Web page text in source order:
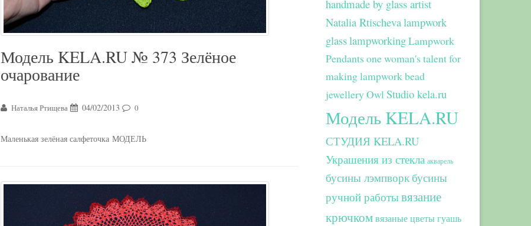
Модель KELA.RU № 373 Зелёное
очарование
Наталья Ртищева 04/02/2013 0
Маленькая зелёная салфеточка МОДЕЛЬ
handmade by glass artist
Natalia Rtischevalampwork
glasslampworkingLampwork
Pendants one woman's talent for
making lampwork bead
jewelleryOwlStudio kela.ru
Модель KELA.RU
СТУДИЯ KELA.RU
Украшения из стекла акварель
бусины лэмпворк бусины
ручной работывязание
крючком вязаные цветы гуашь